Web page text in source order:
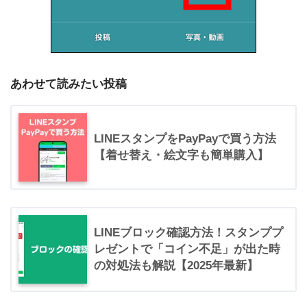
あわせて読みたい投稿
LINEスタンプをPayPayで買う方法
【着せ替え・絵文字も簡単購入】
LINEブロック確認方法！スタンププ
レゼントで「コイン不足」が出た時
の対処法も解説【2025年最新】